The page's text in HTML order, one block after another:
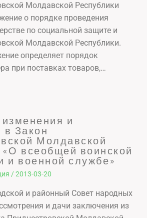
Молдавской Республики
о порядке проведения
по социальной защите и
Молдавской Республики.
определяет порядок
при поставках товаров,…
и
в Закон
Молдавской
«О всеобщей воинской
и военной службе»
/2013-03-20
и районный Совет народных
и дачи заключения из